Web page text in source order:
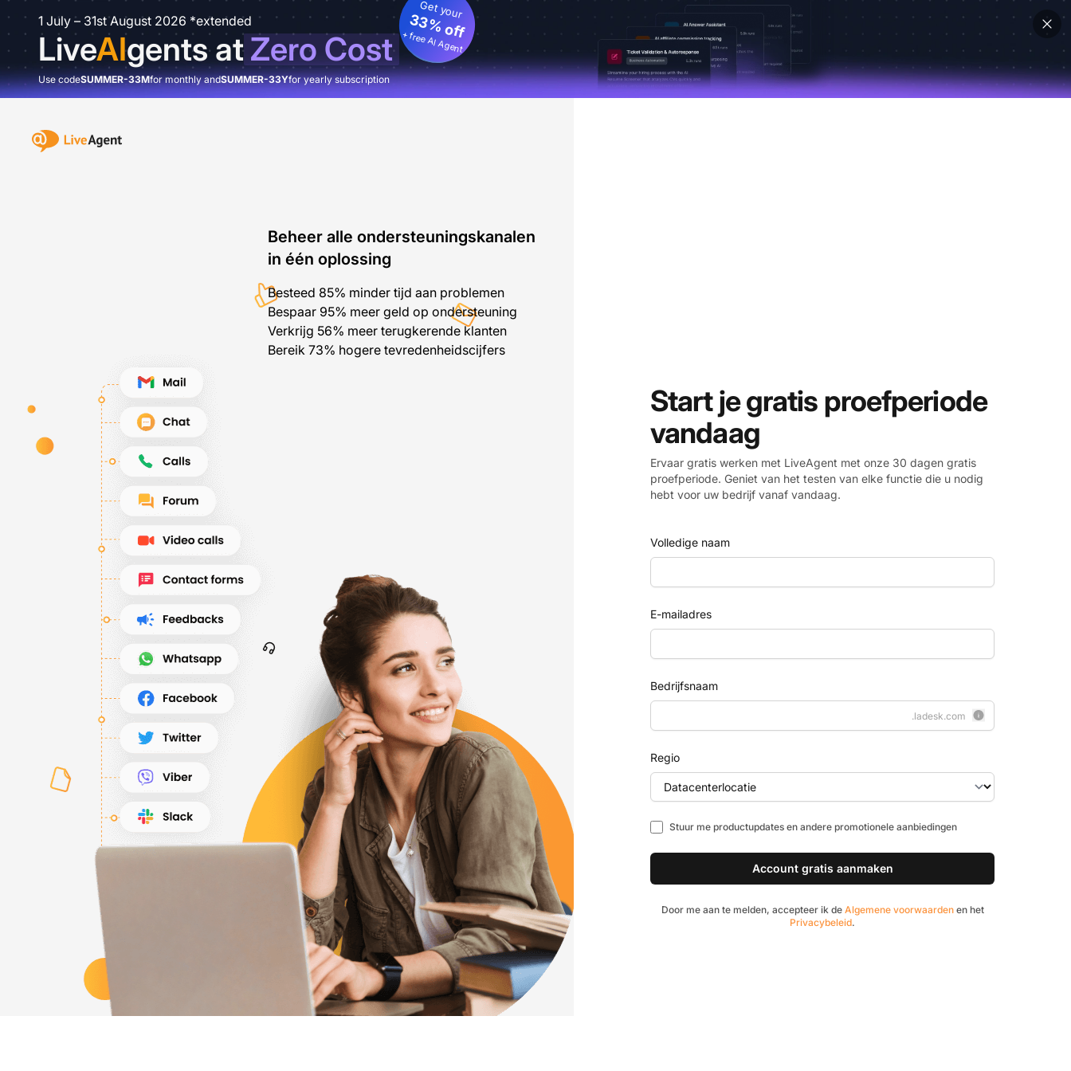
1 July – 31st August 2026 *extended
LiveAIgents atZero Cost
Get your
33% off
+ free AI Agent
Use codeSUMMER-33Mfor monthly andSUMMER-33Yfor yearly subscription
Beheer alle ondersteuningskanalen
in één oplossing
Besteed 85% minder tijd aan problemen
Bespaar 95% meer geld op ondersteuning
Verkrijg 56% meer terugkerende klanten
Bereik 73% hogere tevredenheidscijfers
Start je gratis proefperiode
vandaag
Ervaar gratis werken met LiveAgent met onze 30 dagen gratis
proefperiode. Geniet van het testen van elke functie die u nodig
hebt voor uw bedrijf vanaf vandaag.
Volledige naam
E-mailadres
Bedrijfsnaam
.ladesk.com
Regio
Stuur me productupdates en andere promotionele aanbiedingen
Account gratis aanmaken
Door me aan te melden, accepteer ik de Algemene voorwaardenen het
Privacybeleid.